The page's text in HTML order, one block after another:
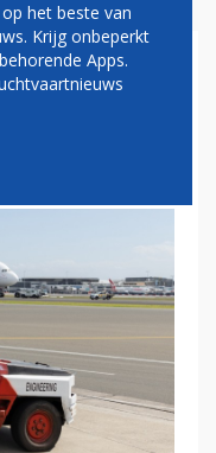
NAAR
het beste van
Krijg onbeperkt
Apps.